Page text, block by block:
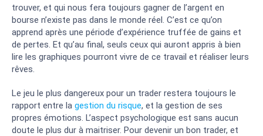
trouver, et qui nous fera toujours gagner de l’argent en
bourse n’existe pas dans le monde réel. C’est ce qu’on
apprend après une période d’expérience truffée de gains et
de pertes. Et qu’au final, seuls ceux qui auront appris à bien
lire les graphiques pourront vivre de ce travail et réaliser leurs
rêves.
Le jeu le plus dangereux pour un trader restera toujours le
rapport entre la gestion du risque, et la gestion de ses
propres émotions. L’aspect psychologique est sans aucun
doute le plus dur à maitriser. Pour devenir un bon trader, et